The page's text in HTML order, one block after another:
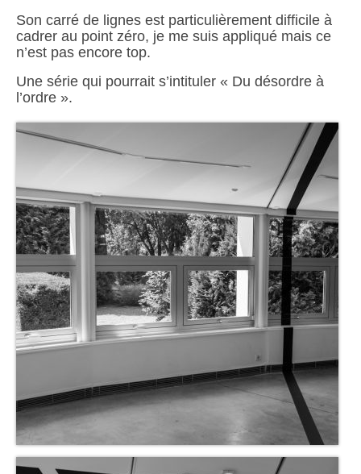
Son carré de lignes est particulièrement difficile à
cadrer au point zéro, je me suis appliqué mais ce
n’est pas encore top.
Une série qui pourrait s’intituler « Du désordre à
l’ordre ».